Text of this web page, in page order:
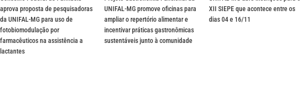
aprova proposta de pesquisadoras
da UNIFAL-MG para uso de
fotobiomodulação por
farmacêuticos na assistência a
lactantes
UNIFAL-MG promove oficinas para
ampliar o repertório alimentar e
incentivar práticas gastronômicas
sustentáveis junto à comunidade
XII SIEPE que acontece entre os
dias 04 e 16/11